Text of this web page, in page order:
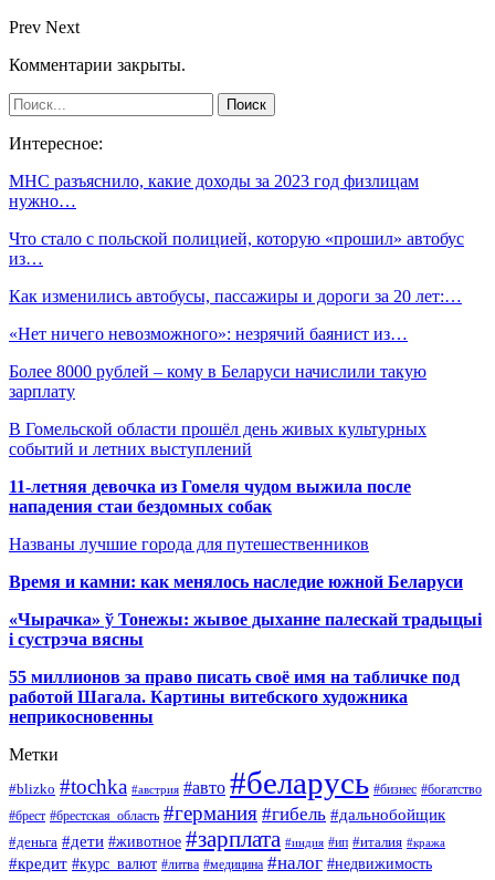
Prev Next
Комментарии закрыты.
Интересное:
МНС разъяснило, какие доходы за 2023 год физлицам
нужно…
Что стало с польской полицией, которую «прошил» автобус
из…
Как изменились автобусы, пассажиры и дороги за 20 лет:…
«Нет ничего невозможного»: незрячий баянист из…
Более 8000 рублей – кому в Беларуси начислили такую
зарплату
В Гомельской области прошёл день живых культурных
событий и летних выступлений
11-летняя девочка из Гомеля чудом выжила после
нападения стаи бездомных собак
Названы лучшие города для путешественников
Время и камни: как менялось наследие южной Беларуси
«Чырачка» ў Тонежы: жывое дыханне палескай традыцыі
і сустрэча вясны
55 миллионов за право писать своё имя на табличке под
работой Шагала. Картины витебского художника
неприкосновенны
Метки
#blizko #tochka #австрия #авто #беларусь #бизнес #богатство
#брест #брестская_область #германия #гибель #дальнобойщик
#деньга #дети #животное #зарплата #индия #ип #италия #кража
#кредит #курс_валют #литва #медицина #налог #недвижимость